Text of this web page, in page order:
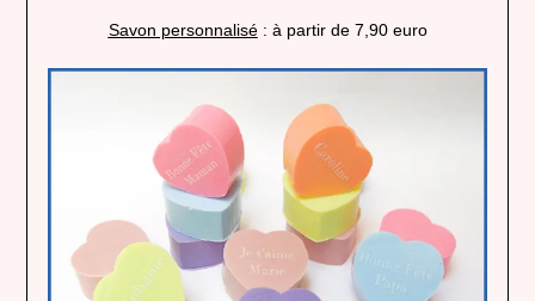
Savon personnalisé: à partir de 7,90 euro